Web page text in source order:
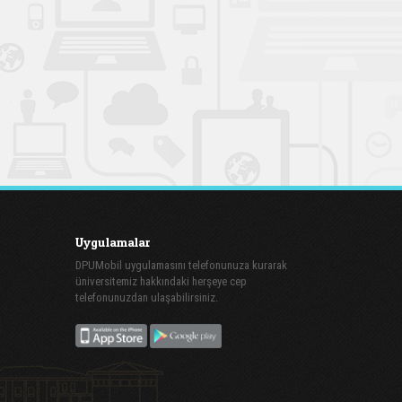
Uygulamalar
DPUMobil uygulamasını telefonunuza kurarak
üniversitemiz hakkındaki herşeye cep
telefonunuzdan ulaşabilirsiniz.